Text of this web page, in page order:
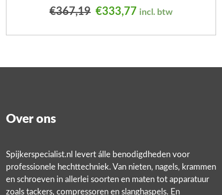
€367,19 Oorspronkelijke prijs
€333,77 Huidige prijs is:
incl. btw
Over ons
Spijkerspecialist.nl levert álle benodigdheden voor
professionele hechttechniek. Van nieten, nagels, krammen
en schroeven in allerlei soorten en maten tot apparatuur
zoals tackers, compressoren en slanghaspels. En